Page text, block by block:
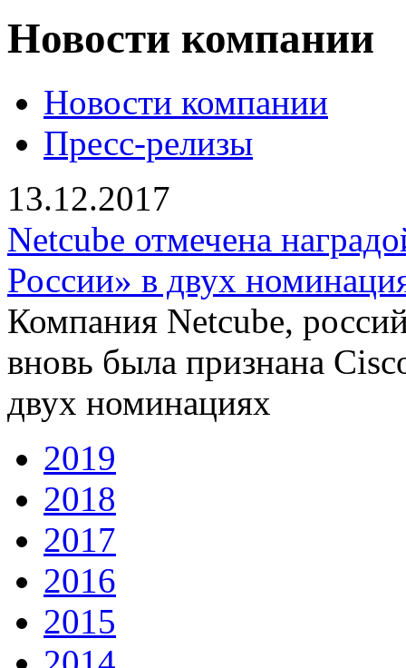
Новости компании
Новости компании
Пресс-релизы
13.12.2017
Netcube отмечена
России» в двух
Компания Netcube,
вновь была признана
двух номинациях
2019
2018
2017
2016
2015